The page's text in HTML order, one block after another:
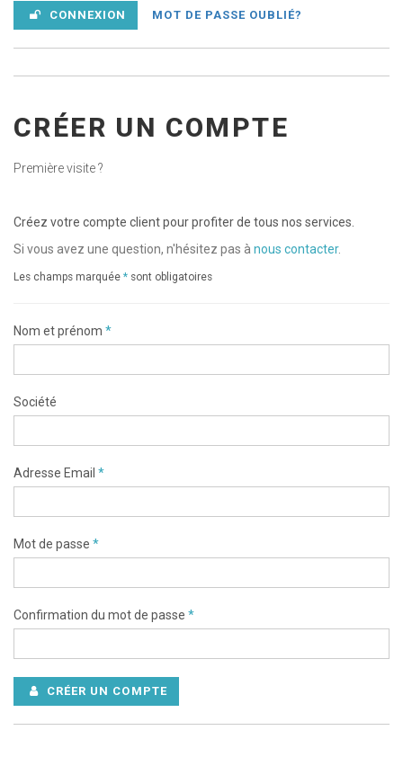
CONNEXION MOT DE PASSE OUBLIÉ?
CRÉER UN COMPTE
Première visite ?
Créez votre compte client pour profiter de tous nos services.
Si vous avez une question, n'hésitez pas à nous contacter.
Les champs marquée * sont obligatoires
Nom et prénom *
Société
Adresse Email *
Mot de passe *
Confirmation du mot de passe *
CRÉER UN COMPTE